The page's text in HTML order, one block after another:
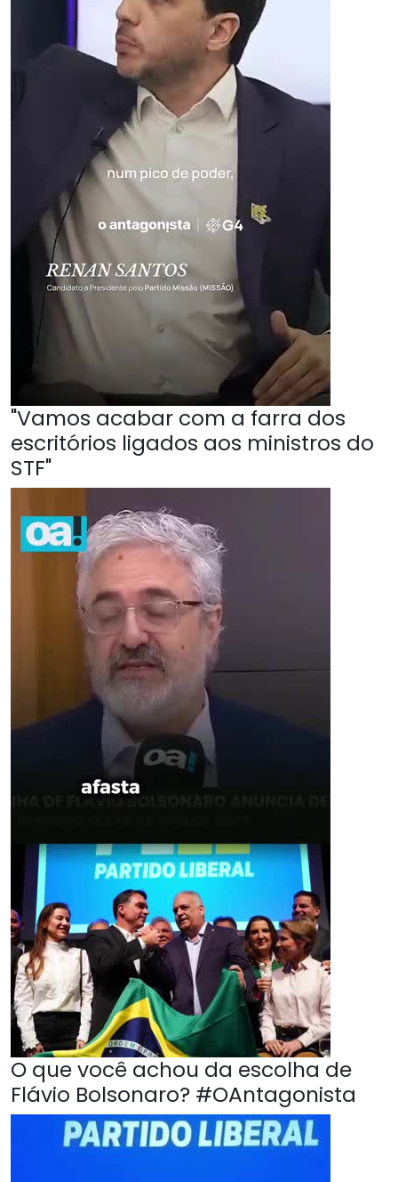
"Vamos acabar com a farra dos
escritórios ligados aos ministros do
STF"
O que você achou da escolha de
Flávio Bolsonaro? #OAntagonista